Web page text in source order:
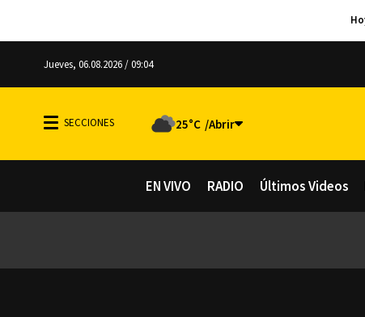
Jueves, 06.08.2026 / 09:04
25°C
EN VIVO RADIO Últimos Videos